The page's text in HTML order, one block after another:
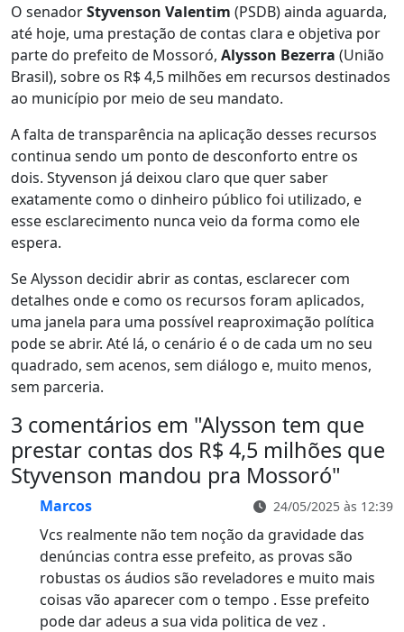
O senadorStyvenson Valentim (PSDB) ainda aguarda,
até hoje, uma prestação de contas clara e objetiva por
parte do prefeito de Mossoró, Alysson Bezerra (União
Brasil), sobre os R$ 4,5 milhões em recursos destinados
ao município por meio de seu mandato.
A falta de transparência na aplicação desses recursos
continua sendo um ponto de desconforto entre os
dois. Styvenson já deixou claro que quer saber
exatamente como o dinheiro público foi utilizado, e
esse esclarecimento nunca veio da forma como ele
espera.
Se Alysson decidir abrir as contas, esclarecer com
detalhes onde e como os recursos foram aplicados,
uma janela para uma possível reaproximação política
pode se abrir. Até lá, o cenário é o de cada um no seu
quadrado, sem acenos, sem diálogo e, muito menos,
sem parceria.
3 comentários em "Alysson tem que
prestar contas dos R$ 4,5 milhões que
Styvenson mandou pra Mossoró"
Marcos 24/05/2025 às 12:39
Vcs realmente não tem noção da gravidade das
denúncias contra esse prefeito, as provas são
robustas os áudios são reveladores e muito mais
coisas vão aparecer com o tempo . Esse prefeito
pode dar adeus a sua vida politica de vez .